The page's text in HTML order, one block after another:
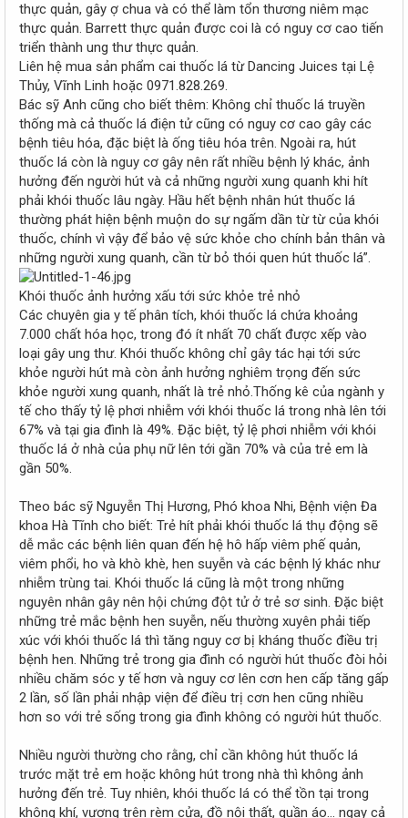
thực quản, gây ợ chua và có thể làm tổn thương niêm mạc
thực quản. Barrett thực quản được coi là có nguy cơ cao tiến
triển thành ung thư thực quản.
Liên hệ mua sản phẩm cai thuốc lá từ Dancing Juices tại Lệ
Thủy, Vĩnh Linh hoặc 0971.828.269.
Bác sỹ Anh cũng cho biết thêm: Không chỉ thuốc lá truyền
thống mà cả thuốc lá điện tử cũng có nguy cơ cao gây các
bệnh tiêu hóa, đặc biệt là ống tiêu hóa trên. Ngoài ra, hút
thuốc lá còn là nguy cơ gây nên rất nhiều bệnh lý khác, ảnh
hưởng đến người hút và cả những người xung quanh khi hít
phải khói thuốc lâu ngày. Hầu hết bệnh nhân hút thuốc lá
thường phát hiện bệnh muộn do sự ngấm dần từ từ của khói
thuốc, chính vì vậy để bảo vệ sức khỏe cho chính bản thân và
những người xung quanh, cần từ bỏ thói quen hút thuốc lá”.
Khói thuốc ảnh hưởng xấu tới sức khỏe trẻ nhỏ
Các chuyên gia y tế phân tích, khói thuốc lá chứa khoảng
7.000 chất hóa học, trong đó ít nhất 70 chất được xếp vào
loại gây ung thư. Khói thuốc không chỉ gây tác hại tới sức
khỏe người hút mà còn ảnh hưởng nghiêm trọng đến sức
khỏe người xung quanh, nhất là trẻ nhỏ.Thống kê của ngành y
tế cho thấy tỷ lệ phơi nhiễm với khói thuốc lá trong nhà lên tới
67% và tại gia đình là 49%. Đặc biệt, tỷ lệ phơi nhiễm với khói
thuốc lá ở nhà của phụ nữ lên tới gần 70% và của trẻ em là
gần 50%.
Theo bác sỹ Nguyễn Thị Hương, Phó khoa Nhi, Bệnh viện Đa
khoa Hà Tĩnh cho biết: Trẻ hít phải khói thuốc lá thụ động sẽ
dễ mắc các bệnh liên quan đến hệ hô hấp viêm phế quản,
viêm phổi, ho và khò khè, hen suyễn và các bệnh lý khác như
nhiễm trùng tai. Khói thuốc lá cũng là một trong những
nguyên nhân gây nên hội chứng đột tử ở trẻ sơ sinh. Đặc biệt
những trẻ mắc bệnh hen suyễn, nếu thường xuyên phải tiếp
xúc với khói thuốc lá thì tăng nguy cơ bị kháng thuốc điều trị
bệnh hen. Những trẻ trong gia đình có người hút thuốc đòi hỏi
nhiều chăm sóc y tế hơn và nguy cơ lên cơn hen cấp tăng gấp
2 lần, số lần phải nhập viện để điều trị cơn hen cũng nhiều
hơn so với trẻ sống trong gia đình không có người hút thuốc.
Nhiều người thường cho rằng, chỉ cần không hút thuốc lá
trước mặt trẻ em hoặc không hút trong nhà thì không ảnh
hưởng đến trẻ. Tuy nhiên, khói thuốc lá có thể tồn tại trong
không khí, vương trên rèm cửa, đồ nội thất, quần áo… ngay cả